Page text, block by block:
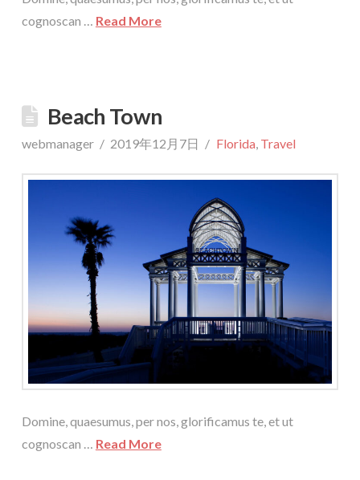
cognoscan … Read More
Beach Town
webmanager 2019年12月7日 Florida, Travel
Domine, quaesumus, per nos, glorificamus te, et ut
cognoscan … Read More